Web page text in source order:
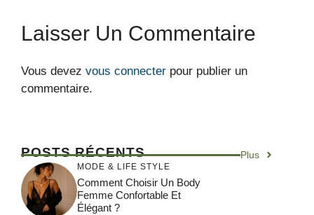
Laisser Un Commentaire
Vous devez vous connecter pour publier un
commentaire.
POSTS RÉCENTS Plus
MODE & LIFE STYLE
Comment Choisir Un Body
Femme Confortable Et
Élégant ?